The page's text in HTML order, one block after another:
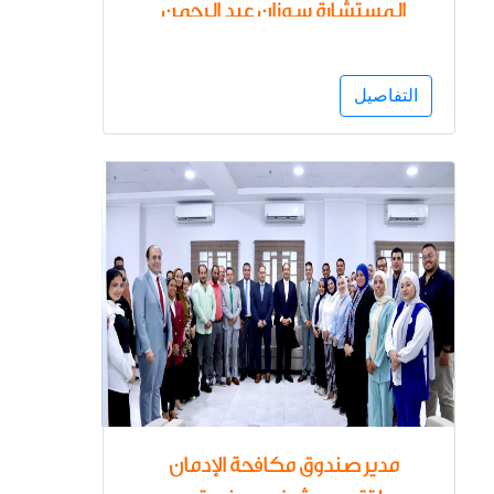
المستشارة سوزان عبد الرحمن
الإنسان لتعزيز جهود التعاون
التفاصيل
مدير صندوق مكافحة الإدمان